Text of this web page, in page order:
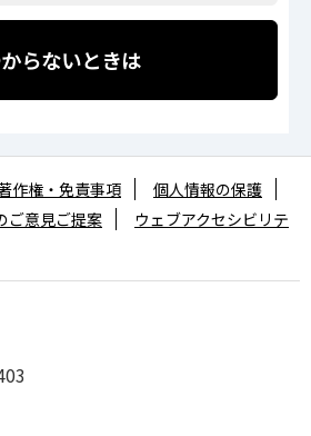
らないときは
作権・免責事項
個人情報の保護
ご意見ご提案
ウェブアクセシビリテ